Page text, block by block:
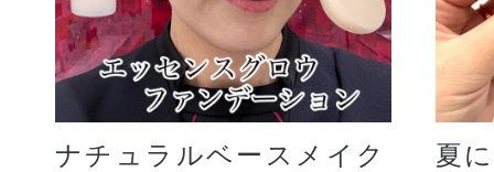
ご利用ガイド
ナチュラルベースメイク
夏